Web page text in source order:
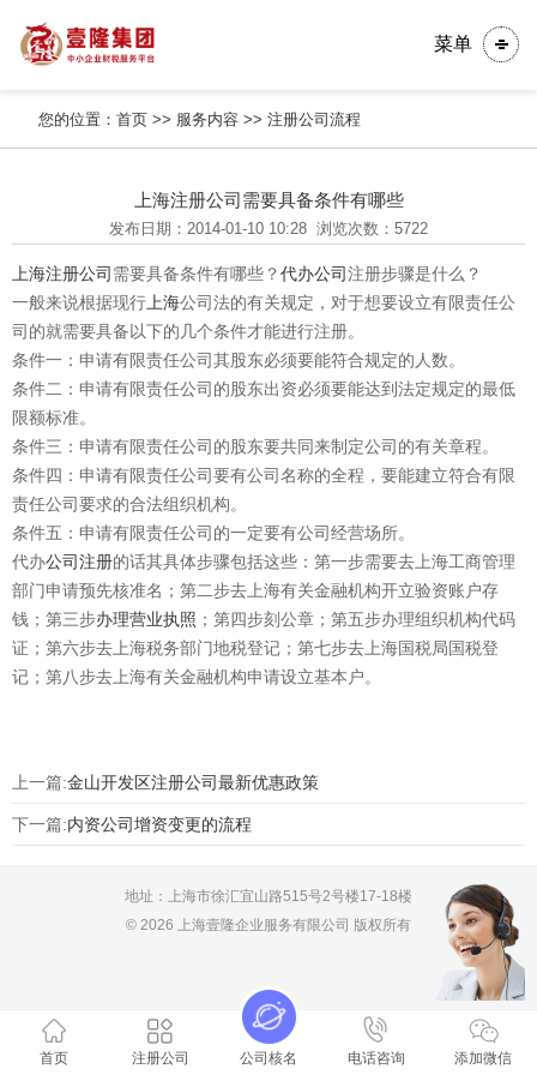
菜单
您的位置：首页 >> 服务内容 >>注册公司流程
上海注册公司需要具备条件有哪些
发布日期：2014-01-10 10:28 浏览次数：5722
上海注册公司 需要具备条件有哪些？代办公司注册步骤是什么？
一般来说根据现行 上海公司法的有关规定，对于想要设立有限责任公
司的就需要具备以下的几个条件才能进行注册。
条件一：申请有限责任公司其股东必须要能符合规定的人数。
条件二：申请有限责任公司的股东出资必须要能达到法定规定的最低
限额标准。
条件三：申请有限责任公司的股东要共同来制定公司的有关章程。
条件四：申请有限责任公司要有公司名称的全程，要能建立符合有限
责任公司要求的合法组织机构。
条件五：申请有限责任公司的一定要有公司经营场所。
代办公司注册的话其具体步骤包括这些：第一步需要去上海工商管理
部门申请预先核准名；第二步去上海有关金融机构开立验资账户存
钱；第三步办理营业执照 ；第四步刻公章；第五步办理组织机构代码
证；第六步去上海税务部门地税登记；第七步去上海国税局国税登
记；第八步去上海有关金融机构申请设立基本户。
上一篇:金山开发区注册公司最新优惠政策
下一篇:内资公司增资变更的流程
地址：上海市徐汇宜山路515号2号楼17-18楼
© 2026 上海壹隆企业服务有限公司 版权所有
首页 注册公司 公司核名 电话咨询 添加微信